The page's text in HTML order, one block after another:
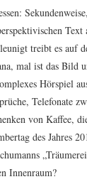
treibt es auf
mal ist das Bild
Hörspiel
Telefonate
von Kaffee,
des Jahres
Innenraum?